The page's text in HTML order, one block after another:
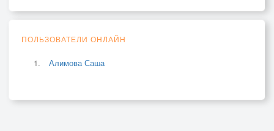
ПОЛЬЗОВАТЕЛИ ОНЛАЙН
Алимова Саша